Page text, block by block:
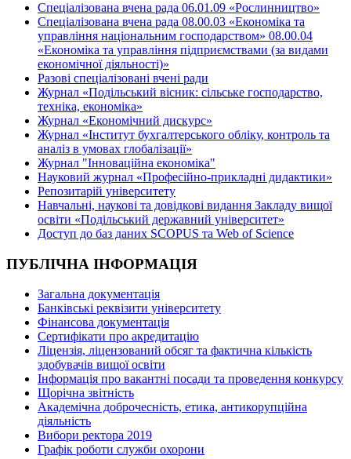
Спеціалізована вчена рада 06.01.09 «Рослинництво»
Спеціалізована вчена рада 08.00.03 «Економіка та
управління національним господарством» 08.00.04
«Економіка та управління підприємствами (за видами
економічної діяльності)»
Разові спеціалізовані вчені ради
Журнал «Подільський вісник: сільське господарство,
техніка, економіка»
Журнал «Економічний дискурс»
Журнал «Інститут бухгалтерського обліку, контроль та
аналіз в умовах глобалізації»
Журнал "Інноваційна економіка"
Науковий журнал «Професійно-прикладні дидактики»
Репозитарій університету
Навчальні, наукові та довідкові видання Закладу вищої
освіти «Подільський державний університет»
Доступ до баз даних SCOPUS та Web of Science
ПУБЛІЧНА ІНФОРМАЦІЯ
Загальна документація
Банківські реквізити університету
Фінансова документація
Сертифікати про акредитацію
Ліцензія, ліцензований обсяг та фактична кількість
здобувачів вищої освіти
Інформація про вакантні посади та проведення конкурсу
Щорічна звітність
Академічна доброчесність, етика, антикорупційна
діяльність
Вибори ректора 2019
Графік роботи служби охорони